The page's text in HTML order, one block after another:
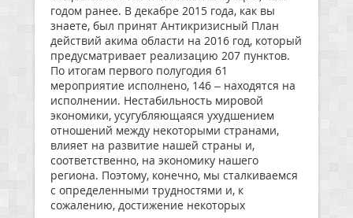
годом ранее. В декабре 2015 года, как вы
знаете, был принят Антикризисный План
действий акима области на 2016 год, который
предусматривает реализацию 207 пунктов.
По итогам первого полугодия 61
мероприятие исполнено, 146 – находятся на
исполнении. Нестабильность мировой
экономики, усугубляющаяся ухудшением
отношений между некоторыми странами,
влияет на развитие нашей страны и,
соответственно, на экономику нашего
региона. Поэтому, конечно, мы сталкиваемся
с определенными трудностями и, к
сожалению, достижение некоторых